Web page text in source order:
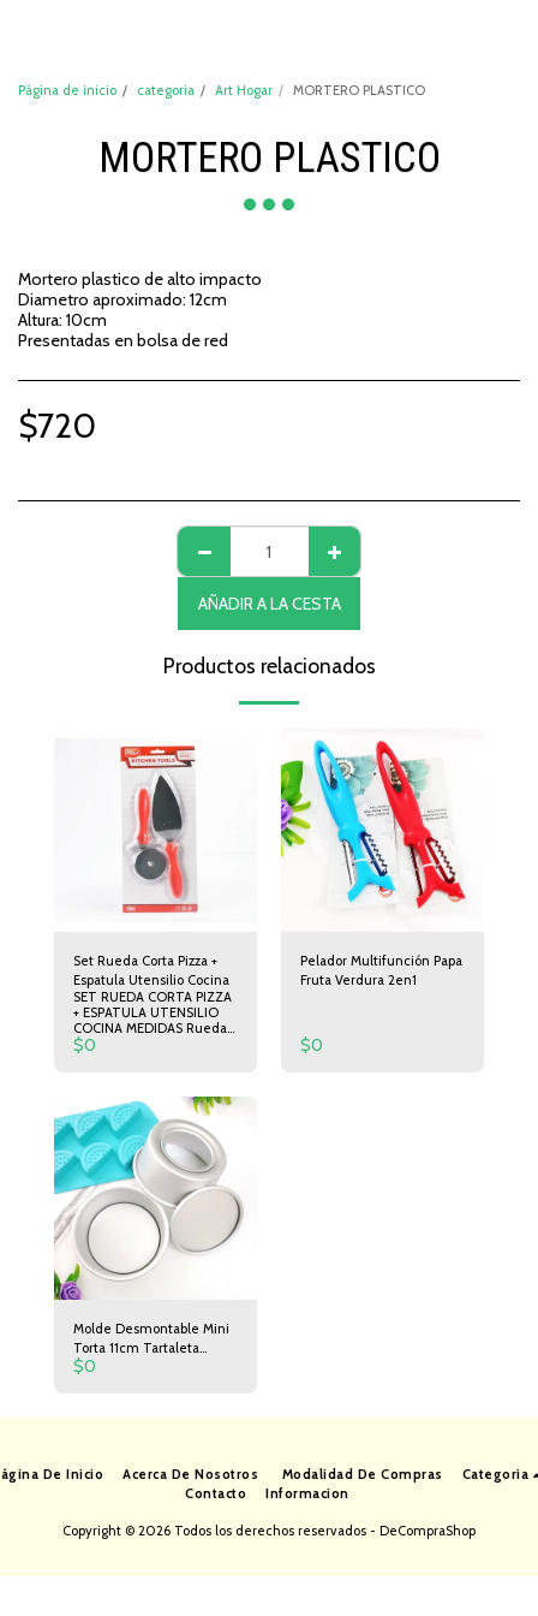
Página de inicio categoria Art Hogar MORTERO PLASTICO
MORTERO PLASTICO
Mortero plastico de alto impacto
Diametro aproximado: 12cm
Altura: 10cm
Presentadas en bolsa de red
$720
AÑADIR A LA CESTA
Productos relacionados
Set Rueda Corta Pizza +
Espatula Utensilio Cocina
SET RUEDA CORTA PIZZA
+ ESPATULA UTENSILIO
COCINA MEDIDAS Rueda
corta Pizza 19cm de largo
$0
Pelador Multifunción Papa
Fruta Verdura 2en1
$0
Molde Desmontable Mini
Torta 11cm Tartaleta
Postre
$0
De Inicio Acerca De Nosotros Modalidad De Compras
Categoria
Contacto
Informacion
Copyright © 2026 Todos los derechos reservados - DeCompraShop